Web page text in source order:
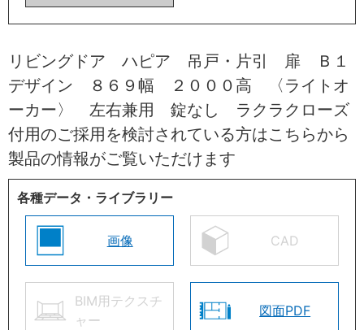
リビングドア ハピア 吊戸・片引 扉 Ｂ１
デザイン ８６９幅 ２０００高 〈ライトオ
ーカー〉 左右兼用 錠なし ラクラクローズ
付用のご採用を検討されている方はこちらから
製品の情報がご覧いただけます
各種データ・ライブラリー
画像 CAD
BIM用テクスチ
ャー
図面PDF